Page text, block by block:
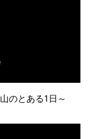
のとある1日～